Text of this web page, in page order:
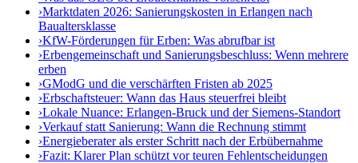
›Marktdaten 2026: Sanierungskosten in Erlangen nach
Baualtersklasse
›KfW-Förderungen für Erben: Was abrufbar ist
›Erbengemeinschaft und Sanierungsbeschluss: Wenn mehrere
erben
›GModG und die verschärften Fristen ab 2025
›Erbschaftsteuer: Wann das Haus steuerfrei bleibt
›Lokale Nuance: Erlangen-Bruck und der Siemens-Standort
›Verkauf statt Sanierung: Wann die Rechnung stimmt
›Energieberater als erster Schritt nach der Erbübernahme
›Fazit: Klarer Plan schützt vor teuren Fehlentscheidungen